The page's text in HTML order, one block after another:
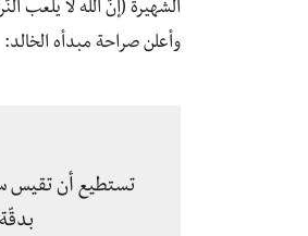
الشهيرة (إنّ الله لا يلعب
وأعلن صراحة مبدأه الخالد:
تستطيع أن تقيس